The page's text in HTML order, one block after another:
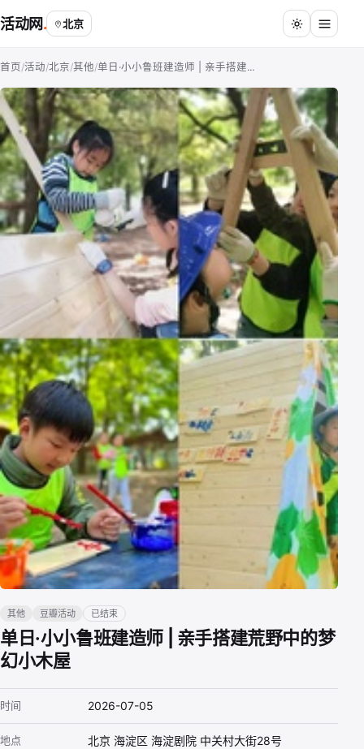
活动网 北京
首页/活动/北京/其他/单日·小小鲁班建造师 | 亲手搭建...
其他 豆瓣活动 已结束
单日·小小鲁班建造师 | 亲手搭建荒野中的梦
幻小木屋
时间 2026-07-05
地点 北京 海淀区 海淀剧院 中关村大街28号